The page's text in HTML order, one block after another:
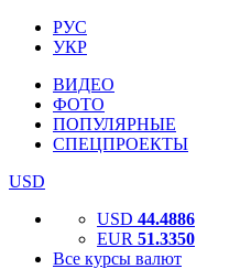
РУС
УКР
ВИДЕО
ФОТО
ПОПУЛЯРНЫЕ
СПЕЦПРОЕКТЫ
USD
USD 44.4886
EUR 51.3350
Все курсы валют